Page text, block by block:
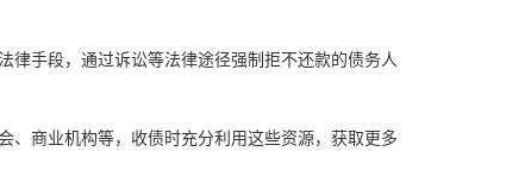
律手段，通过诉讼等法律途径强制拒不还款的债务人
、商业机构等，收债时充分利用这些资源，获取更多